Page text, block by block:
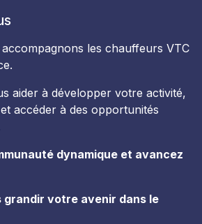
les chauffeurs VTC
aider à développer votre activité,
accéder à des opportunités
dynamique et avancez
grandir votre avenir dans le